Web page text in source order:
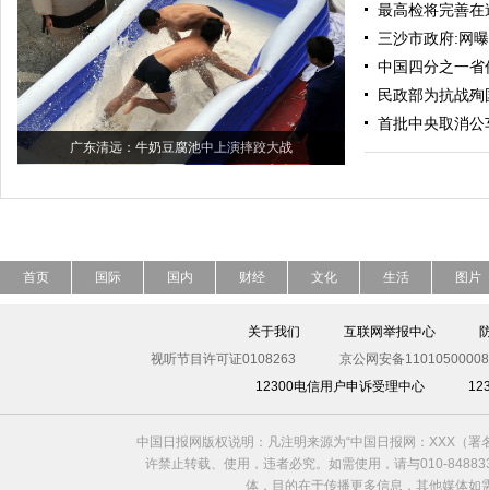
广东清远：牛奶豆腐池中上演摔跤大战
最高检将完善
三沙市政府:网
中国四分之一
民政部为抗战
首批中央取消公
首页 国际 国内 财经 文化 生活 图片
关于我们 互联网举报中心
视听节目许可证0108263
京公网安备
12300电信用户申诉受理中心
中国日报网版权说明：凡注明来源为“中国日报网：XXX（
许禁止转载、使用，违者必究。如需使用，请与010-
体，目的在于传播更多信息，其他媒体